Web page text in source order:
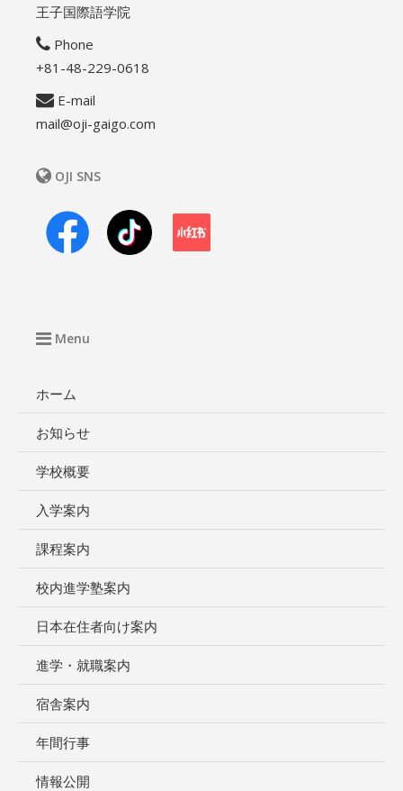
王子国際語学院
Phone
+81-48-229-0618
E-mail
mail@oji-gaigo.com
OJI SNS
Menu
ホーム
お知らせ
学校概要
入学案内
課程案内
校内進学塾案内
日本在住者向け案内
進学・就職案内
宿舎案内
年間行事
情報公開